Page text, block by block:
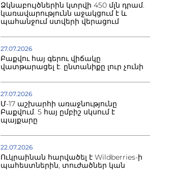
Ձկնաբույծներին կտրվի 450 մլն դրամ.
կառավարությունն աջակցում է և
պահանջում ստվերի վերացում
27.07.2026
Բաքվու հայ գերու վիճակը
վատթարացել է. ընտանիքը լուր չունի
27.07.2026
Մ-17 աշխարհի առաջնությունը
Բաքվում. 5 հայ ըմբիշ սկսում է
պայքարը
22.07.2026
Ուկրաինան հարվածել է Wildberries-ի
պահեստներին, տուժածներ կան